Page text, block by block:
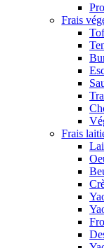
Frais
Frais